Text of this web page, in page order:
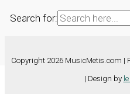
Search for:
Copyright 2026 MusicMetis.com |
| Design by